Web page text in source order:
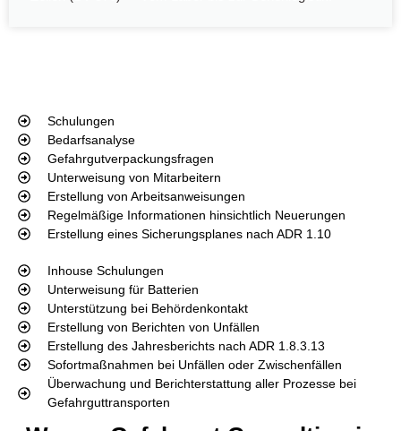
Schulungen
Bedarfsanalyse
Gefahrgutverpackungsfragen
Unterweisung von Mitarbeitern
Erstellung von Arbeitsanweisungen
Regelmäßige Informationen hinsichtlich Neuerungen
Erstellung eines Sicherungsplanes nach ADR 1.10
Inhouse Schulungen
Unterweisung für Batterien
Unterstützung bei Behördenkontakt
Erstellung von Berichten von Unfällen
Erstellung des Jahresberichts nach ADR 1.8.3.13
Sofortmaßnahmen bei Unfällen oder Zwischenfällen
Überwachung und Berichterstattung aller Prozesse bei
Gefahrguttransporten